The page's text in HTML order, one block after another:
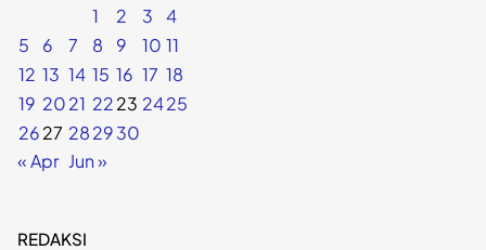
1
2 3
4
5
6 7 8 9 10 11
12 13 14 15 16 17 18
19 2021 2223 2425
2627 282930
« Apr Jun »
REDAKSI